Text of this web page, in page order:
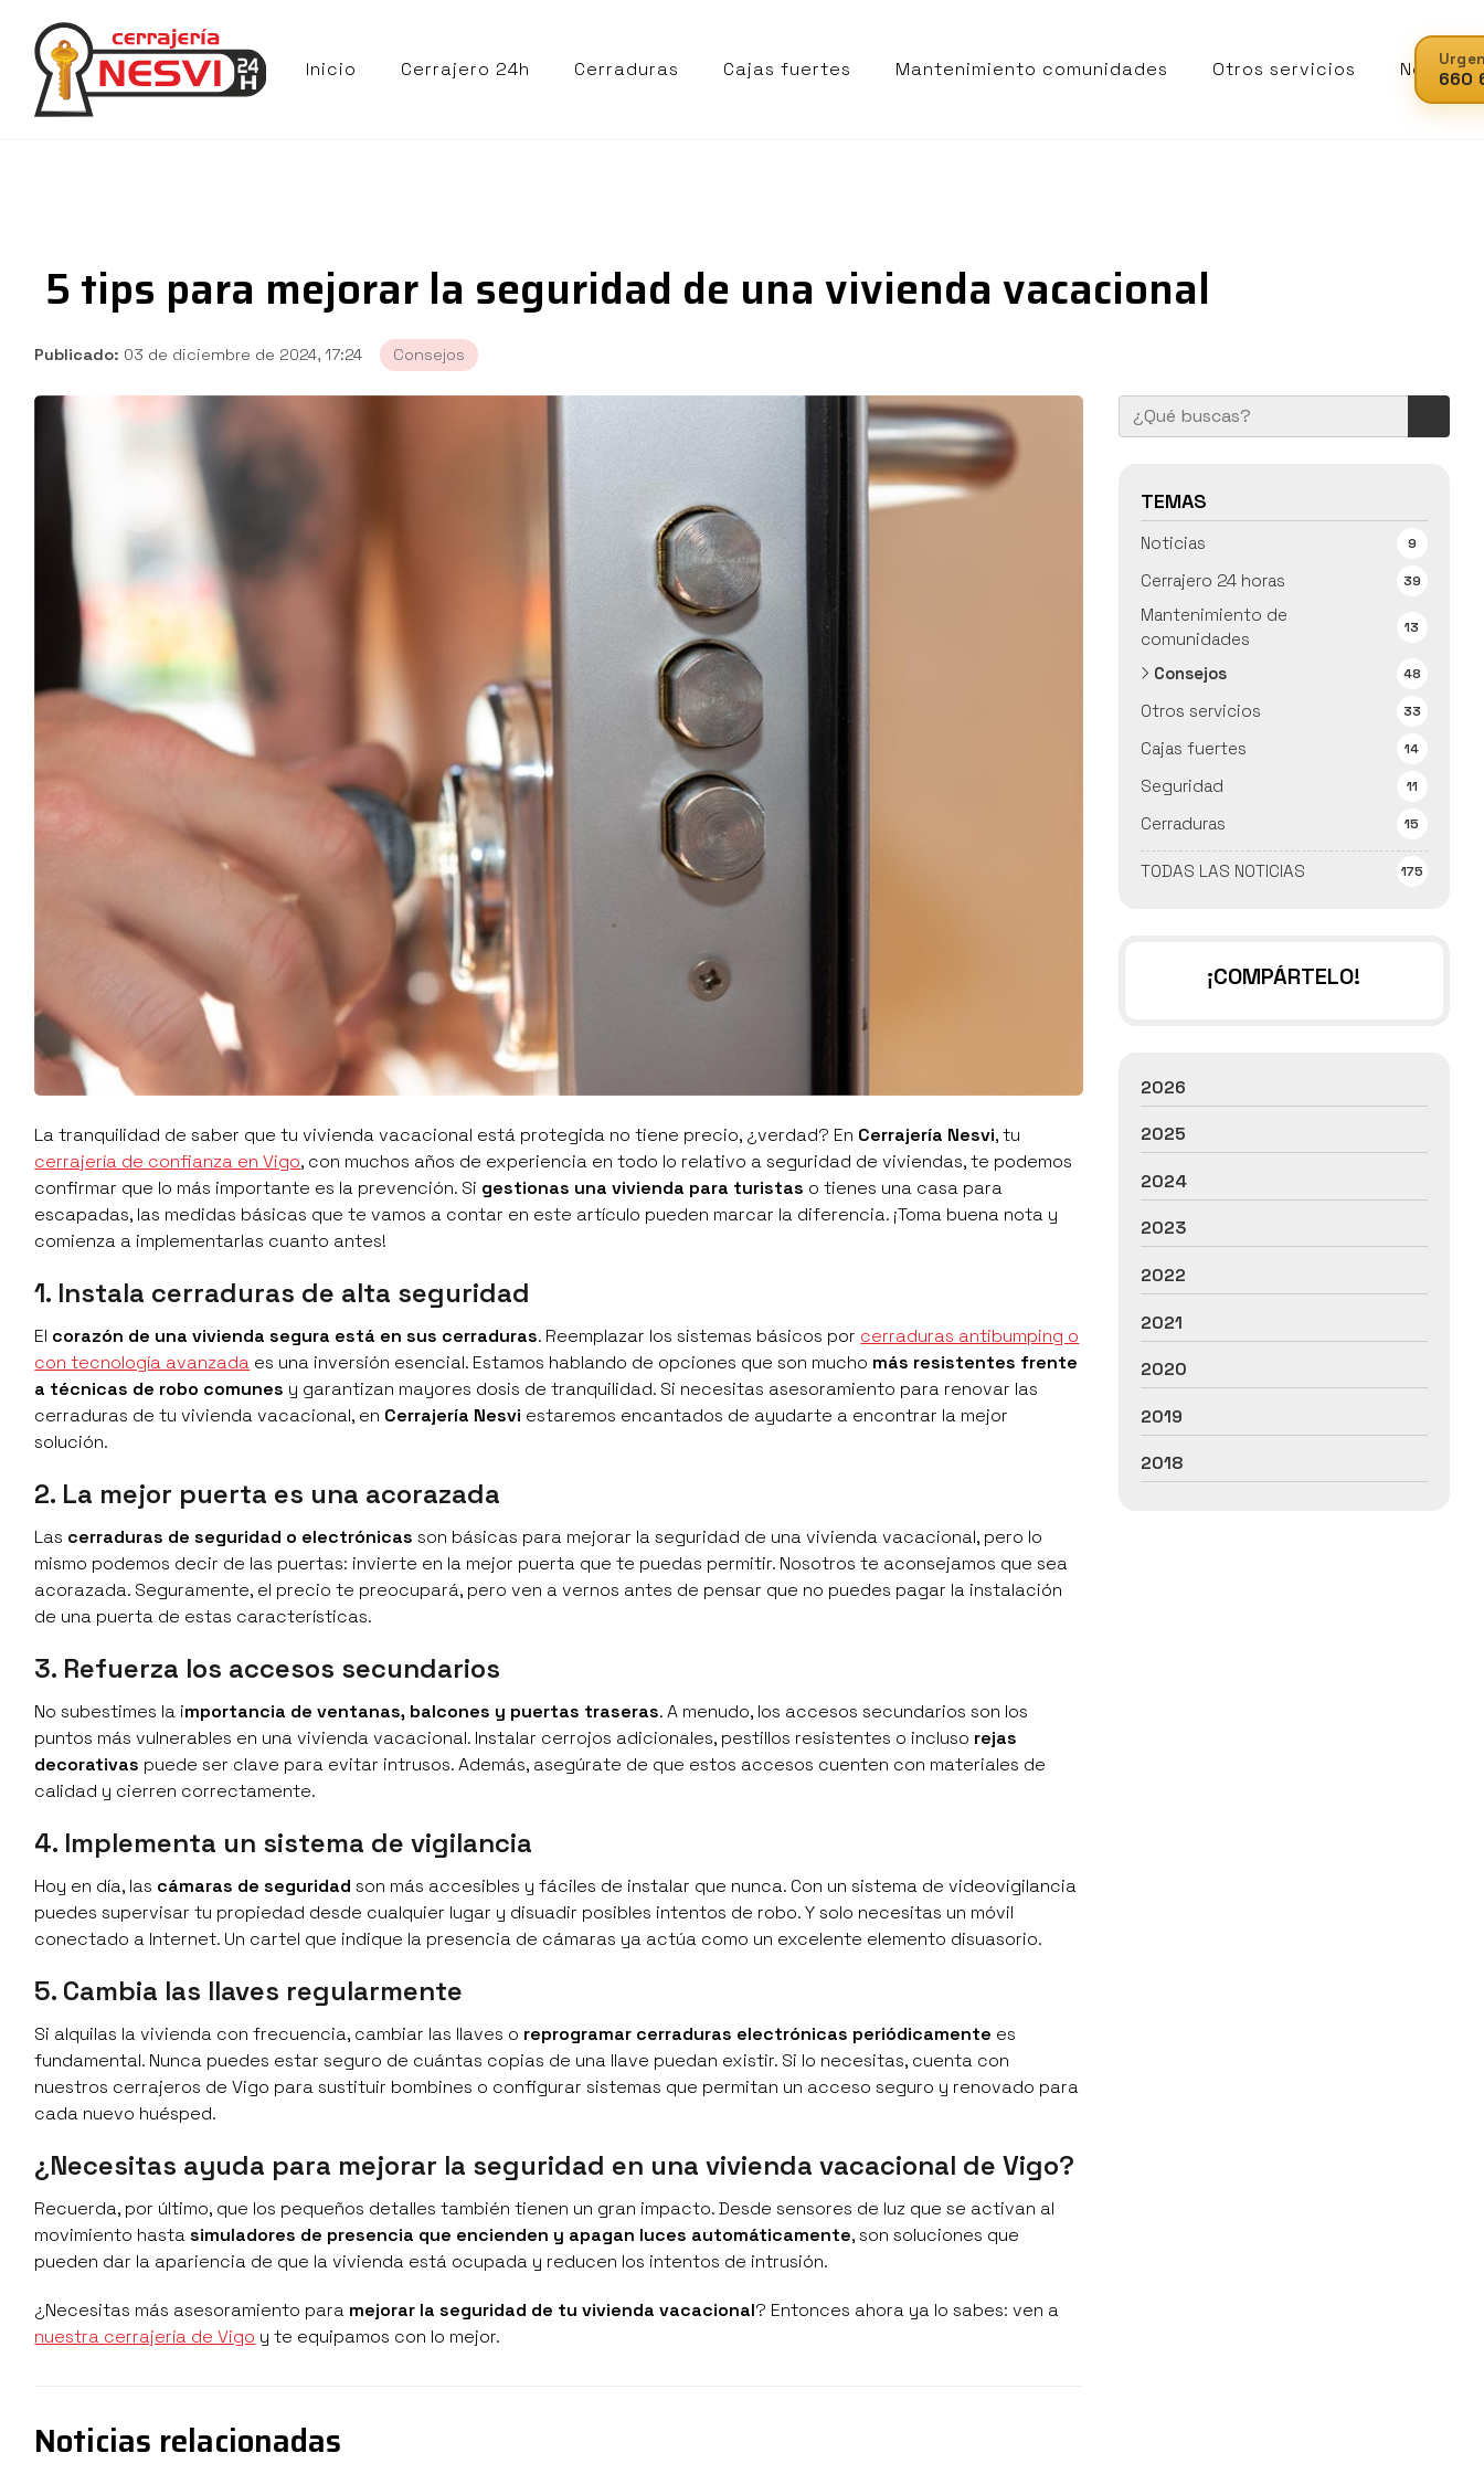
Inicio Cerrajero 24h Cerraduras Cajas fuertes Mantenimiento comunidades Otros servicios Noticias
660
5 tips para mejorar la seguridad de una vivienda vacacional
Publicado: 03 de diciembre de 2024, 17:24 Consejos
TEMAS
TODAS LAS NOTICIAS 175
Noticias 9
Cerrajero 24 horas 39
Mantenimiento de
comunidades
13
Consejos 48
Otros servicios 33
Cajas fuertes 14
Seguridad 11
Cerraduras 15
La tranquilidad de saber que tu vivienda vacacional está protegida no tiene precio, ¿verdad? En Cerrajería Nesvi, tu
cerrajería de confianza en Vigo, con muchos años de experiencia en todo lo relativo a seguridad de viviendas, te podemos
confirmar que lo más importante es la prevención. Si gestionas una vivienda para turistas o tienes una casa para
escapadas, las medidas básicas que te vamos a contar en este artículo pueden marcar la diferencia. ¡Toma buena nota y
comienza a implementarlas cuanto antes!
1. Instala cerraduras de alta seguridad
El corazón de una vivienda segura está en sus cerraduras. Reemplazar los sistemas básicos por cerraduras antibumping o
con tecnología avanzada es una inversión esencial. Estamos hablando de opciones que son mucho más resistentes frente
a técnicas de robo comunes y garantizan mayores dosis de tranquilidad. Si necesitas asesoramiento para renovar las
cerraduras de tu vivienda vacacional, en Cerrajería Nesvi estaremos encantados de ayudarte a encontrar la mejor
solución.
2. La mejor puerta es una acorazada
Las cerraduras de seguridad o electrónicas son básicas para mejorar la seguridad de una vivienda vacacional, pero lo
mismo podemos decir de las puertas: invierte en la mejor puerta que te puedas permitir. Nosotros te aconsejamos que sea
acorazada. Seguramente, el precio te preocupará, pero ven a vernos antes de pensar que no puedes pagar la instalación
de una puerta de estas características.
3. Refuerza los accesos secundarios
No subestimes la importancia de ventanas, balcones y puertas traseras. A menudo, los accesos secundarios son los
puntos más vulnerables en una vivienda vacacional. Instalar cerrojos adicionales, pestillos resistentes o incluso rejas
decorativas puede ser clave para evitar intrusos. Además, asegúrate de que estos accesos cuenten con materiales de
calidad y cierren correctamente.
4. Implementa un sistema de vigilancia
Hoy en día, las cámaras de seguridadson más accesibles y fáciles de instalar que nunca. Con un sistema de videovigilancia
puedes supervisar tu propiedad desde cualquier lugar y disuadir posibles intentos de robo. Y solo necesitas un móvil
conectado a Internet. Un cartel que indique la presencia de cámaras ya actúa como un excelente elemento disuasorio.
5. Cambia las llaves regularmente
Si alquilas la vivienda con frecuencia, cambiar las llaves o reprogramar cerraduras electrónicas periódicamente es
fundamental. Nunca puedes estar seguro de cuántas copias de una llave puedan existir. Si lo necesitas, cuenta con
nuestros cerrajeros de Vigo para sustituir bombines o configurar sistemas que permitan un acceso seguro y renovado para
cada nuevo huésped.
¿Necesitas ayuda para mejorar la seguridad en una vivienda vacacional de Vigo?
Recuerda, por último, que los pequeños detalles también tienen un gran impacto. Desde sensores de luz que se activan al
movimiento hastasimuladores de presencia que encienden y apagan luces automáticamente, son soluciones que
pueden dar la apariencia de que la vivienda está ocupada y reducen los intentos de intrusión.
¿Necesitas más asesoramiento para mejorar la seguridad de tu vivienda vacacional? Entonces ahora ya lo sabes: ven a
nuestra cerrajería de Vigo y te equipamos con lo mejor.
Noticias relacionadas
¡COMPÁRTELO!
2026
2025
2024
2023
2022
2021
2020
2019
2018